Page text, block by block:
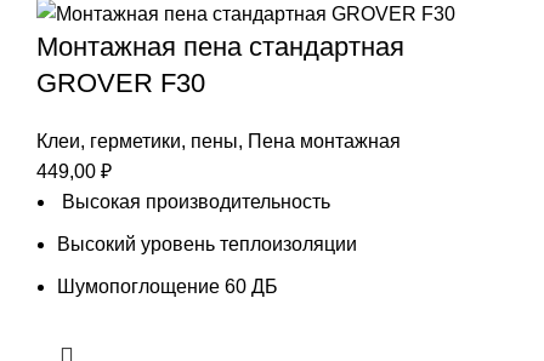
Монтажная пена стандартная
GROVER F30
Клеи, герметики, пены, Пена монтажная
449,00 ₽
Высокая производительность
Высокий уровень теплоизоляции
Шумопоглощение 60 ДБ